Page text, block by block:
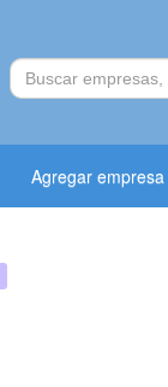
Agregar empresa